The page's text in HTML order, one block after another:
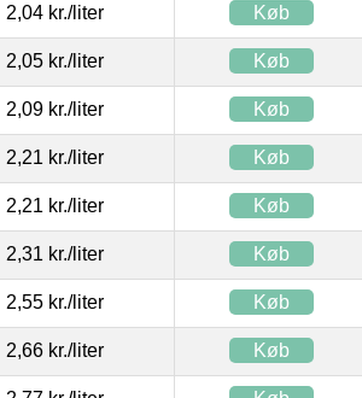
2,04 kr./liter Køb
2,05 kr./liter Køb
2,09 kr./liter Køb
2,21 kr./liter Køb
2,21 kr./liter Køb
2,31 kr./liter Køb
2,55 kr./liter Køb
2,66 kr./liter Køb